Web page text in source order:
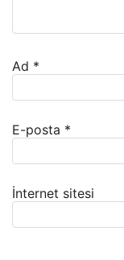
Ad *
E-posta *
İnternet sitesi